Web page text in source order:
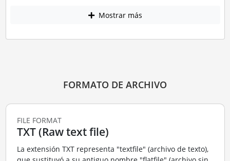
Mostrar más
FORMATO DE ARCHIVO
FILE FORMAT
TXT (Raw text file)
La extensión TXT representa "textfile" (archivo de texto),